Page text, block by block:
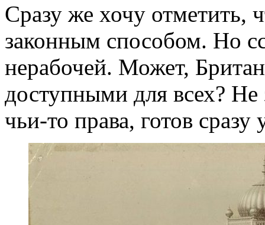
Сразу же хочу отметить,
законным способом. Но
нерабочей. Может,
доступными для всех?
чьи-то права, готов сразу